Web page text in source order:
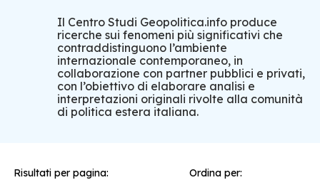
Il Centro Studi Geopolitica.info produce
ricerche sui fenomeni più significativi che
contraddistinguono l’ambiente
internazionale contemporaneo, in
collaborazione con partner pubblici e privati,
con l’obiettivo di elaborare analisi e
interpretazioni originali rivolte alla comunità
di politica estera italiana.
Risultati per pagina: Ordina per: